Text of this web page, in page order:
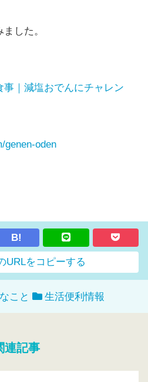
した。
｜減塩おでんにチャレン
genen-oden
B!
URLをコピーする
こと 生活便利情報
連記事